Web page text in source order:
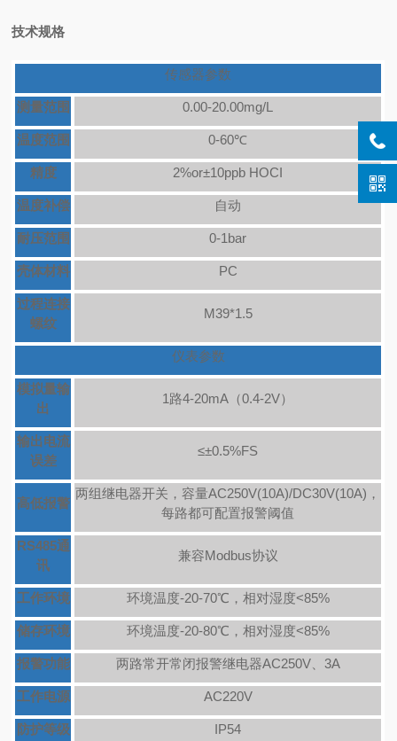
技术规格
传感器参数
测量范围 0.00-20.00mg/L
温度范围 0-60℃
精度 2%or±10ppb HOCI
温度补偿 自动
耐压范围 0-1bar
壳体材料 PC
过程连接
螺纹
M39*1.5
仪表参数
模拟量输
出
1路4-20mA（0.4-2V）
输出电流
误差
≤±0.5%FS
高低报警
两组继电器开关，容量AC250V(10A)/DC30V(10A)，
每路都可配置报警阈值
RS485通
讯
兼容Modbus协议
工作环境 环境温度-20-70℃，相对湿度<85%
储存环境 环境温度-20-80℃，相对湿度<85%
报警功能 两路常开常闭报警继电器AC250V、3A
工作电源 AC220V
防护等级 IP54